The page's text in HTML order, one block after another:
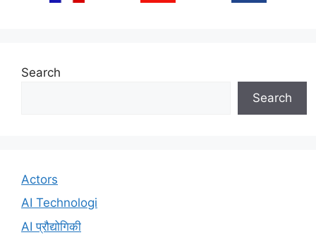
Search
Search
Actors
AI Technologi
AI प्रौद्योगिकी